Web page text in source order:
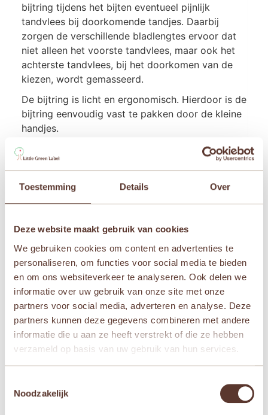
Toestemming Details Over
Deze website maakt gebruik van cookies
We gebruiken cookies om content en advertenties te
personaliseren, om functies voor social media te bieden
en om ons websiteverkeer te analyseren. Ook delen we
informatie over uw gebruik van onze site met onze
partners voor social media, adverteren en analyse. Deze
partners kunnen deze gegevens combineren met andere
informatie die u aan ze heeft verstrekt of die ze hebben
verzameld op basis van uw gebruik van hun services.
Noodzakelijk
bijtring tijdens het bijten eventueel pijnlijk
tandvlees bij doorkomende tandjes. Daarbij
zorgen de verschillende bladlengtes ervoor dat
niet alleen het voorste tandvlees, maar ook het
achterste tandvlees, bij het doorkomen van de
kiezen, wordt gemasseerd.
De bijtring is licht en ergonomisch. Hierdoor is de
bijtring eenvoudig vast te pakken door de kleine
handjes.
Aanvullende informatie
Afmetingen
17,5 × 13 × 2 cm
Leeftijden
Newborn,Vanaf 1 jaar
Merken
Gerelateerde producten